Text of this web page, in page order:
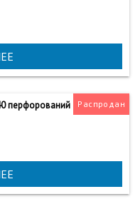
Распродан
перфорований